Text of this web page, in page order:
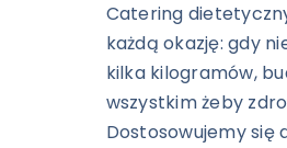
Catering
każdą okazję: gdy
kilka kilogramów,
wszystkim żeby
Dostosowujemy się